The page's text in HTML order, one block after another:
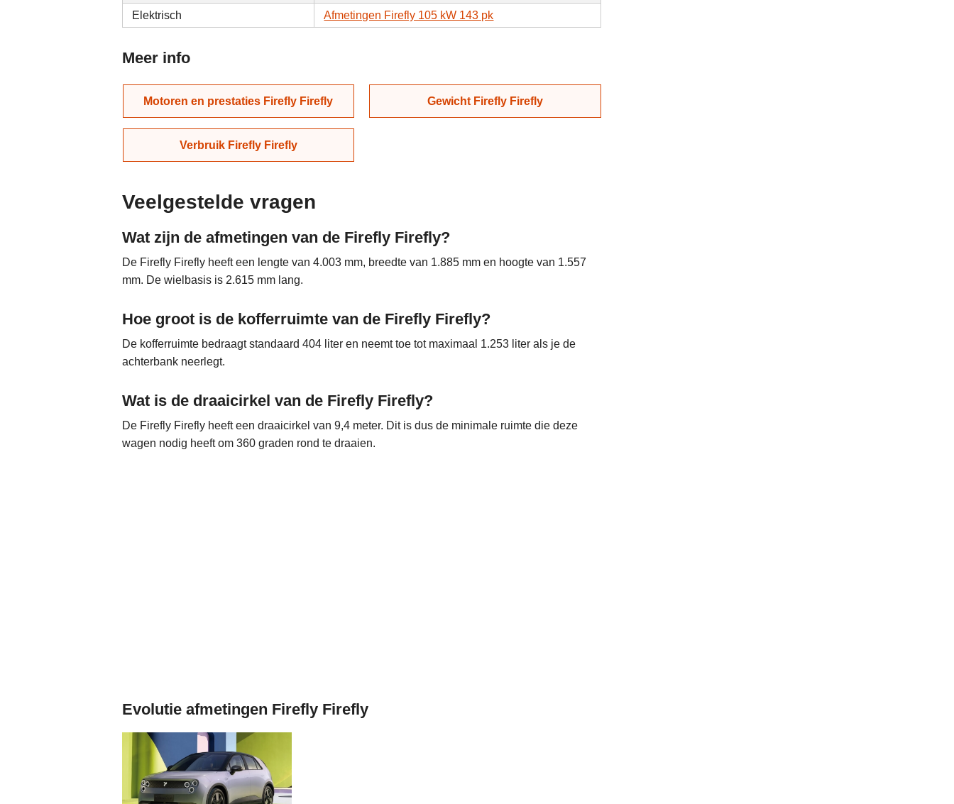
Elektrisch
Afmetingen Firefly 105 kW 143 pk
Meer info
Motoren en prestaties Firefly Firefly Gewicht Firefly Firefly
Verbruik Firefly Firefly
Veelgestelde vragen
Wat zijn de afmetingen van de Firefly Firefly?
De Firefly Firefly heeft een lengte van 4.003 mm, breedte van 1.885 mm en hoogte van 1.557
mm. De wielbasis is 2.615 mm lang.
Hoe groot is de kofferruimte van de Firefly Firefly?
De kofferruimte bedraagt standaard 404 liter en neemt toe tot maximaal 1.253 liter als je de
achterbank neerlegt.
Wat is de draaicirkel van de Firefly Firefly?
De Firefly Firefly heeft een draaicirkel van 9,4 meter. Dit is dus de minimale ruimte die deze
wagen nodig heeft om 360 graden rond te draaien.
Evolutie afmetingen Firefly Firefly